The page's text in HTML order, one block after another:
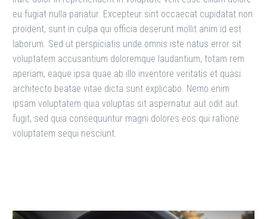
eu fugiat nulla pariatur. Excepteur sint occaecat cupidatat non
proident, sunt in culpa qui officia deserunt mollit anim id est
laborum. Sed ut perspiciatis unde omnis iste natus error sit
voluptatem accusantium doloremque laudantium, totam rem
aperiam, eaque ipsa quae ab illo inventore veritatis et quasi
architecto beatae vitae dicta sunt explicabo. Nemo enim
ipsam voluptatem quia voluptas sit aspernatur aut odit aut
fugit, sed quia consequuntur magni dolores eos qui ratione
voluptatem sequi nesciunt.